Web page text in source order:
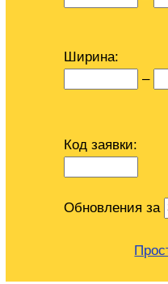
Ширина:
–
Код заявки:
Обновления за